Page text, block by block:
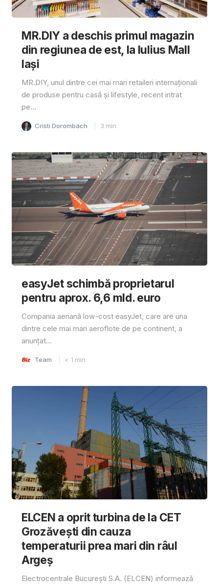
MR.DIY a deschis primul magazin
din regiunea de est, la Iulius Mall
Iași
MR.DIY, unul dintre cei mai mari retaileri internaționali
de produse pentru casă și lifestyle, recent intrat
pe...
Cristi Dorombach 3 min
easyJet schimbă proprietarul
pentru aprox. 6,6 mld. euro
Compania aeriană low-cost easyJet, care are una
dintre cele mai mari aeroflote de pe continent, a
anunțat...
Team < 1 min
ELCEN a oprit turbina de la CET
Grozăvești din cauza
temperaturii prea mari din râul
Argeș
Electrocentrale București S.A. (ELCEN) informează